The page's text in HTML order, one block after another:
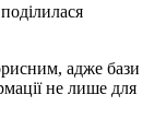
адже бази
не лише для